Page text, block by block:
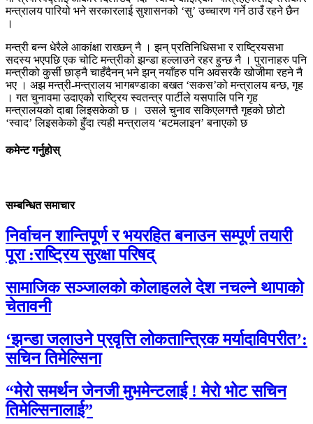
मन्त्रालय पारियो भने सरकारलाई सुशासनको ‘सु’ उच्चारण गर्ने ठाउँ रहने छैन
।
मन्त्री बन्न धेरैले आकांक्षा राख्छन् नै । झन् प्रतिनिधिसभा र राष्ट्रियसभा
सदस्य भएपछि एक चोटि मन्त्रीको झन्डा हल्लाउने रहर हुन्छ नै । पुरानाहरु पनि
मन्त्रीको कुर्सी छाड्नै चाहँदैनन् भने झन् नयाँहरु पनि अवसरकै खोजीमा रहने नै
भए । अझ मन्त्री-मन्त्रालय भागबण्डाका बखत ‘सकस’को मन्त्रालय बन्छ, गृह
। गत चुनावमा उदाएको राष्ट्रिय स्वतन्त्र पार्टीले यसपालि पनि गृह
मन्त्रालयको दाबा लिइसकेको छ । उसले चुनाव सकिएलगत्तै गृहको छोटो
‘स्वाद’ लिइसकेको हुँदा त्यही मन्त्रालय ‘बटमलाइन’ बनाएको छ
कमेन्ट गर्नुहोस्
सम्बन्धित समाचार
निर्वाचन शान्तिपूर्ण र भयरहित बनाउन सम्पूर्ण तयारी
पूरा :राष्ट्रिय सुरक्षा परिषद्
सामाजिक सञ्जालको कोलाहलले देश नचल्ने थापाको
चेतावनी
‘झन्डा जलाउने प्रवृत्ति लोकतान्त्रिक मर्यादाविपरीत’:
सचिन तिमेल्सिना
“मेरो समर्थन जेनजी मुभमेन्टलाई ! मेरो भोट सचिन
तिमेल्सिनालाई”